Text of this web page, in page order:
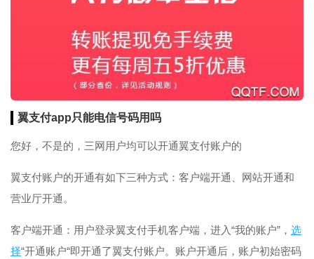
翼支付app只能电信号码用吗
您好，不是的，三网用户均可以开通翼支付账户的
翼支付账户的开通有如下三种方式：客户端开通、网站开通和
营业厅开通。
客户端开通：用户登录翼支付手机客户端，进入“我的账户”， 选
择“开通账户“即开通了翼支付账户。账户开通后，账户初始密码